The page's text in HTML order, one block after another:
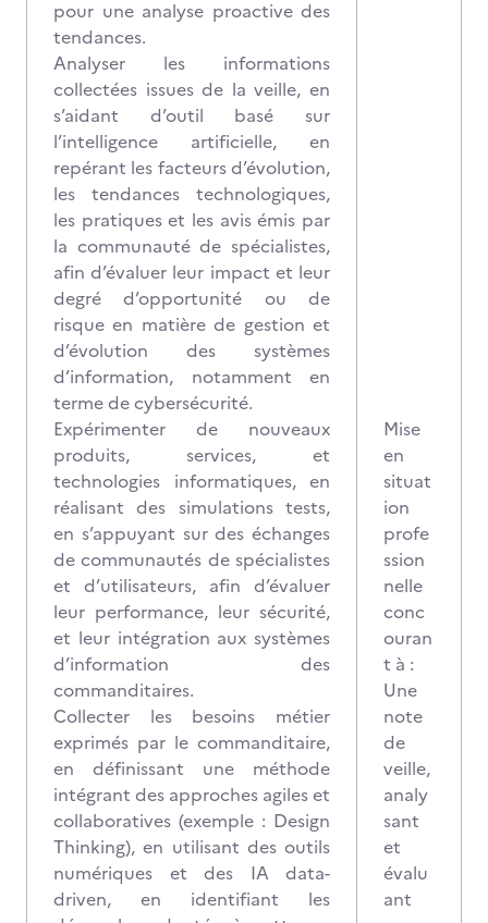
pour une analyse proactive des
tendances.
Analyser les informations
collectées issues de la veille, en
s’aidant d’outil basé sur
l’intelligence artificielle, en
repérant les facteurs d’évolution,
les tendances technologiques,
les pratiques et les avis émis par
la communauté de spécialistes,
afin d’évaluer leur impact et leur
degré d’opportunité ou de
risque en matière de gestion et
d’évolution des systèmes
d’information, notamment en
terme de cybersécurité.
Expérimenter de nouveaux
produits, services, et
technologies informatiques, en
réalisant des simulations tests,
en s’appuyant sur des échanges
de communautés de spécialistes
et d’utilisateurs, afin d’évaluer
leur performance, leur sécurité,
et leur intégration aux systèmes
d’information des
commanditaires.
Collecter les besoins métier
exprimés par le commanditaire,
en définissant une méthode
intégrant des approches agiles et
collaboratives (exemple : Design
Thinking), en utilisant des outils
numériques et des IA data-
driven, en identifiant les
Mise
en
situat
ion
profe
ssion
nelle
conc
ouran
t à :
Une
note
de
veille,
analy
sant
et
évalu
ant